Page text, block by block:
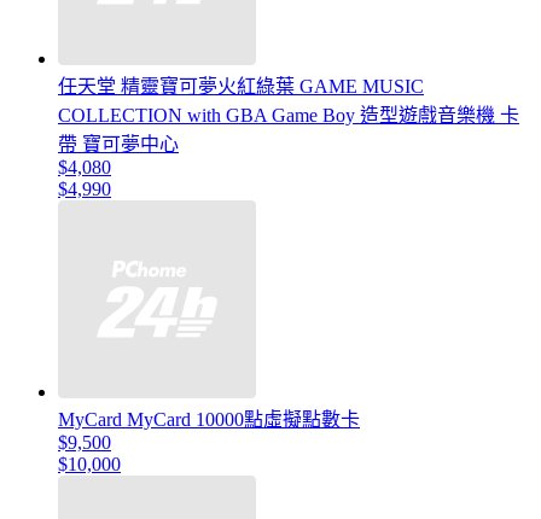
任天堂 精靈寶可夢火紅綠葉 GAME MUSIC
COLLECTION with GBA Game Boy 造型遊戲音樂機 卡
帶 寶可夢中心
$4,080
$4,990
MyCard MyCard 10000點虛擬點數卡
$9,500
$10,000